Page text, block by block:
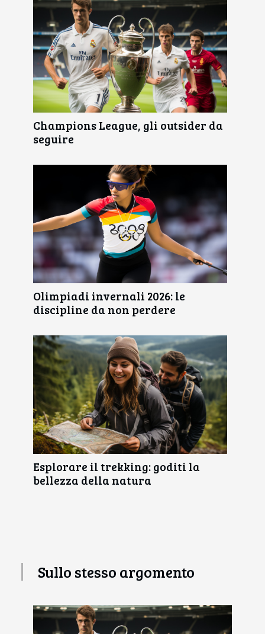
Champions League, gli outsider da
seguire
Olimpiadi invernali 2026: le
discipline da non perdere
Esplorare il trekking: goditi la
bellezza della natura
Sullo stesso argomento